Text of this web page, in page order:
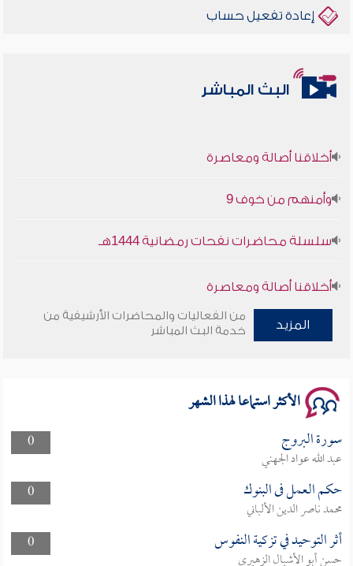
إعادة تفعيل حساب
البث المباشر
أخلاقنا أصالة ومعاصرة
وأمنهم من خوف 9
سلسلة محاضرات نفحات رمضانية 1444هـ
أخلاقنا أصالة ومعاصرة
وأمنهم من خوف 9
المزيد
من الفعاليات والمحاضرات الأرشيفية من
خدمة البث المباشر
الأكثر استماعا لهذا الشهر
0 سورة البروج
عبد الله عواد الجهني
0
حكم العمل فى البنوك
محمد ناصر الدين الألباني
0
أثر التوحيد في تزكية النفوس
حسن أبو الأشبال الزهيري